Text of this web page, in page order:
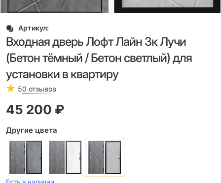
Артикул:
Входная дверь Лофт Лайн 3к Лучи
(Бетон тёмный / Бетон светлый) для
установки в квартиру
50 отзывов
45 200 ₽
Другие цвета